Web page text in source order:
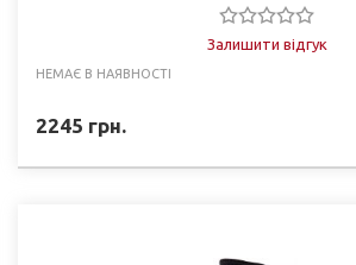
Залишити відгук
НЕМАЄ В НАЯВНОСТІ
2245 грн.